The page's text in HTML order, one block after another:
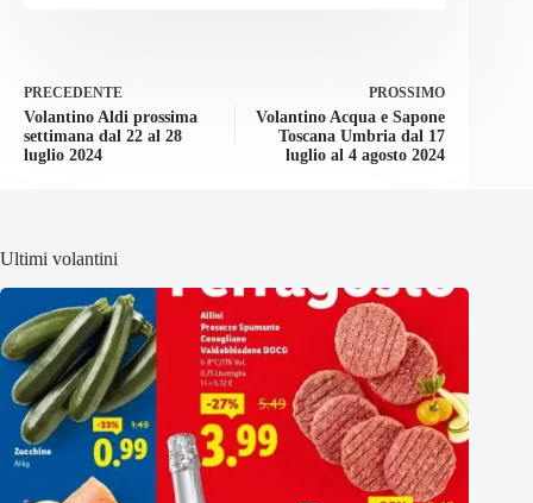
PRECEDENTE
Volantino Aldi prossima
settimana dal 22 al 28
luglio 2024
PROSSIMO
Volantino Acqua e Sapone
Toscana Umbria dal 17
luglio al 4 agosto 2024
Ultimi volantini